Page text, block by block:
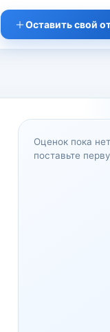
Оставить свой
Оценок пока
поставьте